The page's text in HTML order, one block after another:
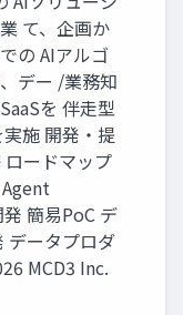
て、企画か
の AIアルゴ
デー /業務知
を 伴走型
施 開発・提
ードマップ
簡易PoC デ
データプロダ
MCD3 Inc.